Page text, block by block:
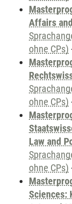
Affairs
ohne CPs)
ohne CPs)
Law and
ohne CPs)
Sciences: